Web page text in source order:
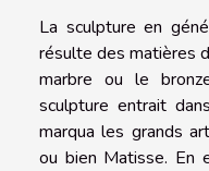
La sculpture en
résulte des matières
marbre ou le
sculpture entrait
marqua les grands
ou bien Matisse. En